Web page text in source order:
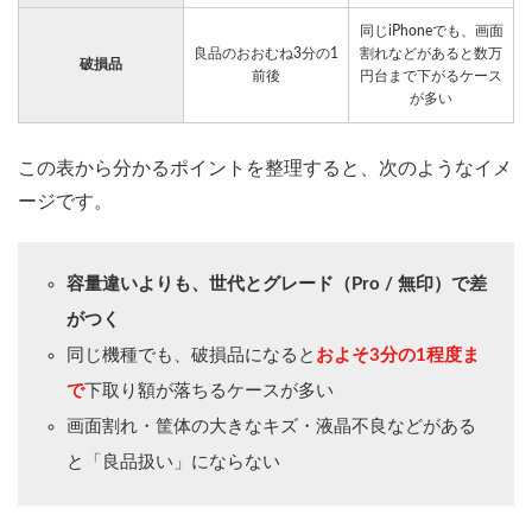
破損品
良品のおおむね3分の1
前後
同じiPhoneでも、画面
割れなどがあると数万
円台まで下がるケース
が多い
この表から分かるポイントを整理すると、次のようなイメ
ージです。
容量違いよりも、世代とグレード（Pro / 無印）で差
がつく
同じ機種でも、破損品になると およそ3分の1程度ま
で下取り額が落ちるケースが多い
画面割れ・筐体の大きなキズ・液晶不良などがある
と「良品扱い」にならない